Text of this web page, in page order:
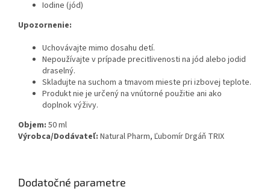
Iodine (jód)
Upozornenie:
Uchovávajte mimo dosahu detí.
Nepoužívajte v prípade precitlivenosti na jód alebo jodid
draselný.
Skladujte na suchom a tmavom mieste pri izbovej teplote.
Produkt nie je určený na vnútorné použitie ani ako
doplnok výživy.
Objem: 50 ml
Výrobca/Dodávateľ: Natural Pharm, Ľubomír Drgáň TRIX
Dodatočné parametre